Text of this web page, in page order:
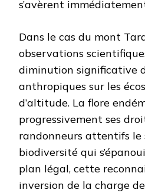
s’avèrent
Dans le cas du mont
observations
diminution significative
anthropiques sur les
d’altitude. La flore
progressivement ses
randonneurs attentifs le
biodiversité qui
plan légal, cette
inversion de la charge